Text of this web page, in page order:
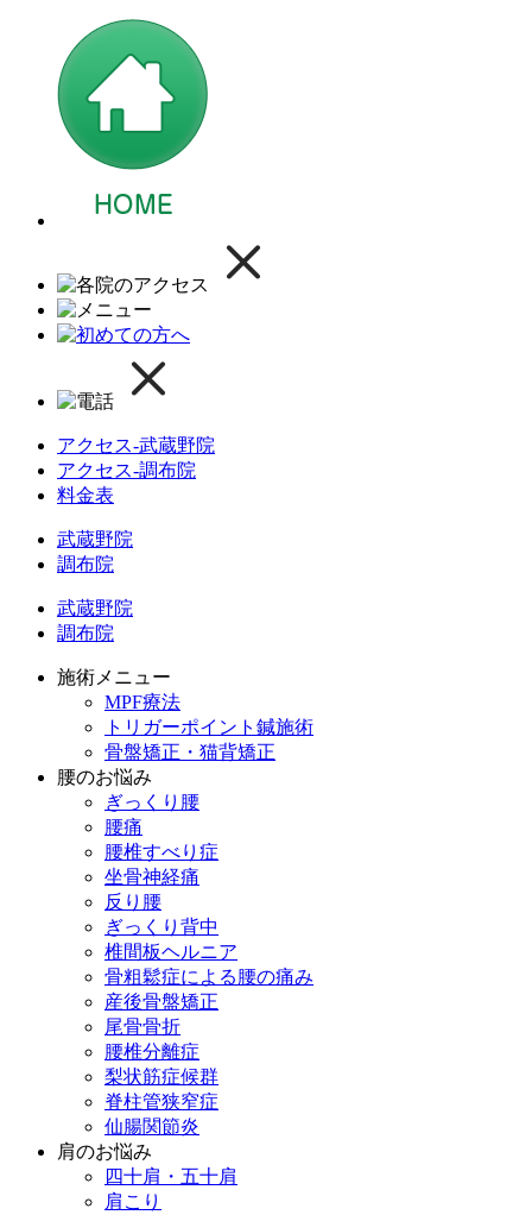
アクセス-武蔵野院
アクセス-調布院
料金表
武蔵野院
調布院
武蔵野院
調布院
施術メニュー
MPF療法
トリガーポイント鍼施術
骨盤矯正・猫背矯正
腰のお悩み
ぎっくり腰
腰痛
腰椎すべり症
坐骨神経痛
反り腰
ぎっくり背中
椎間板ヘルニア
骨粗鬆症による腰の痛み
産後骨盤矯正
尾骨骨折
腰椎分離症
梨状筋症候群
脊柱管狭窄症
仙腸関節炎
肩のお悩み
四十肩・五十肩
肩こり